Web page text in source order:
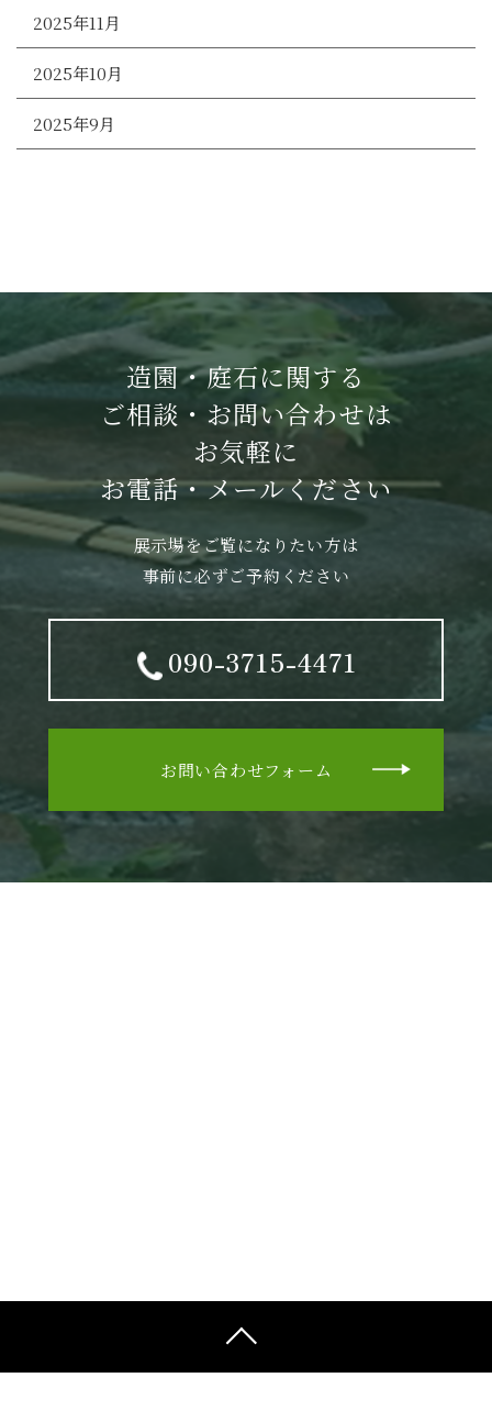
2025年11月
2025年10月
2025年9月
造園・庭石に関する
ご相談・お問い合わせは
お気軽に
お電話・メールください
展示場をご覧になりたい方は
事前に必ずご予約ください
090-3715-4471
お問い合わせフォーム